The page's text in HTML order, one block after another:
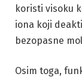
koristi visoku
iona koji
bezopasne
Osim toga,